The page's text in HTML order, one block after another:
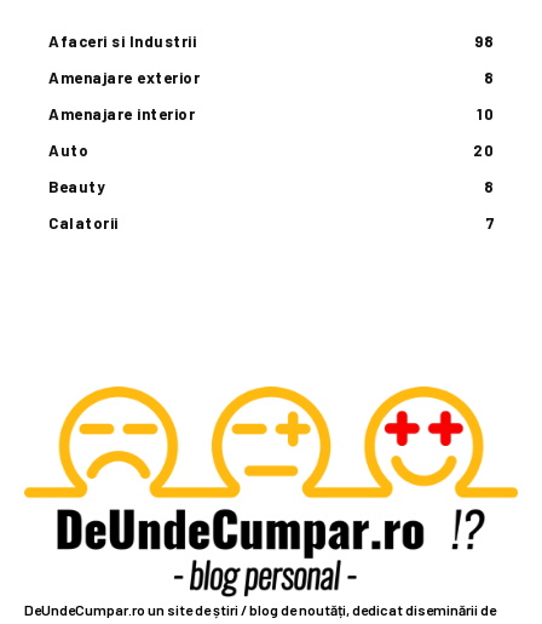
Afaceri si Industrii
98
Amenajare exterior
8
Amenajare interior
10
Auto
20
Beauty
8
Calatorii
7
DeUndeCumpar.ro un site de știri / blog de noutăți, dedicat diseminării de